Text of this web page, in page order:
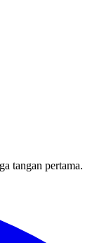
tangan pertama.